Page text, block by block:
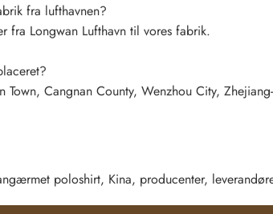
fra lufthavnen?
fra Longwan Lufthavn til vores fabrik.
Town, Cangnan County, Wenzhou City,
poloshirt, Kina, producenter,